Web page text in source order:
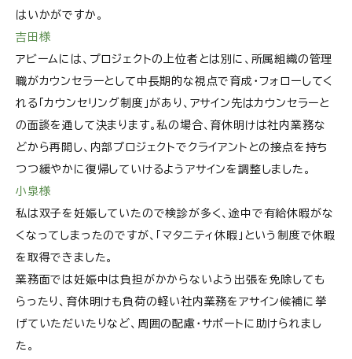
はいかがですか。
吉田様
アビームには、プロジェクトの上位者とは別に、所属組織の管理
職がカウンセラーとして中長期的な視点で育成・フォローしてく
れる「カウンセリング制度」があり、アサイン先はカウンセラーと
の面談を通して決まります。私の場合、育休明けは社内業務な
どから再開し、内部プロジェクトでクライアントとの接点を持ち
つつ緩やかに復帰していけるようアサインを調整しました。
小泉様
私は双子を妊娠していたので検診が多く、途中で有給休暇がな
くなってしまったのですが、「マタニティ休暇」という制度で休暇
を取得できました。
業務面では妊娠中は負担がかからないよう出張を免除しても
らったり、育休明けも負荷の軽い社内業務をアサイン候補に挙
げていただいたりなど、周囲の配慮・サポートに助けられまし
た。